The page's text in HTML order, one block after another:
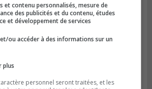
et contenu personnalisés, mesure de
des publicités et du contenu, études
et développement de services
ou accéder à des informations sur un
plus
personnel seront traitées, et les